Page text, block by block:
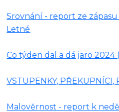
Srovnání - report ze
Letné
Co týden dal a dá jaro 2024
VSTUPENKY, PŘEKUPNÍCI,
Malověrnost - report k